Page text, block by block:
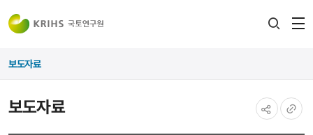
보도자료
보도자료